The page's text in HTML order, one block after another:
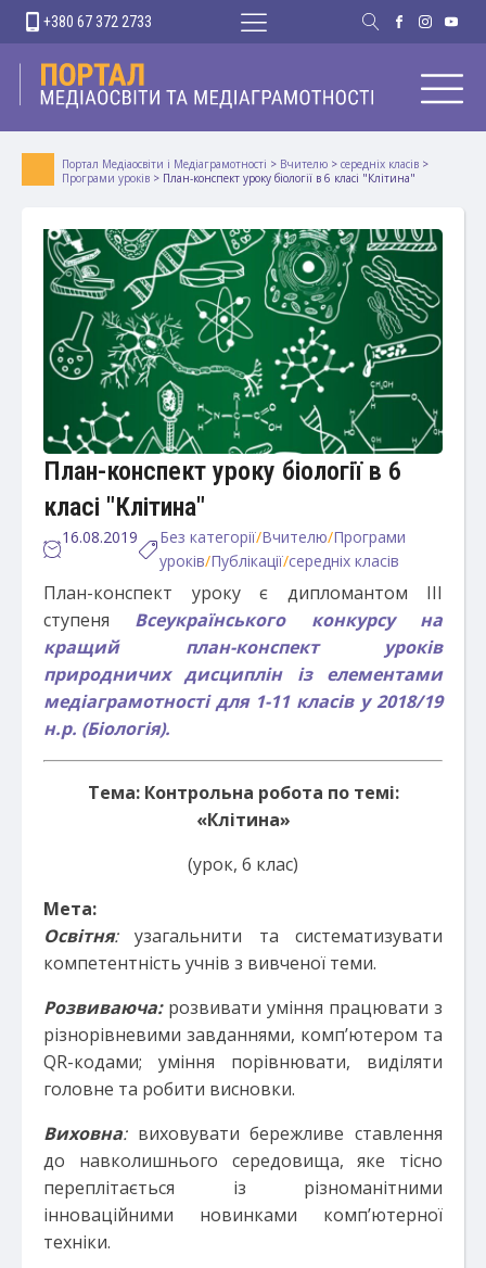
+380 67 372 2733
Портал Медіаосвіти і Медіаграмотності > Вчителю > середніх класів >
Програми уроків > План-конспект уроку біології в 6 класі "Клітина"
План-конспект уроку біології в 6
класі "Клітина"
16.08.2019 Без категорії/Вчителю/Програми
уроків/Публікації/середніх класів
План-конспект уроку є дипломантом ІІІ
ступеня Всеукраїнського конкурсу на
кращий план-конспект уроків
природничих дисциплін із елементами
медіаграмотності для 1-11 класів у 2018/19
н.р. (Біологія).
Тема:Контрольна робота по темі:
«Клітина»
(урок, 6 клас)
Мета:
Освітня:узагальнити та систематизувати
компетентність учнів з вивченої теми.
Розвиваюча:розвивати уміння працювати з
різнорівневими завданнями, комп’ютером та
QR-кодами; уміння порівнювати, виділяти
головне та робити висновки.
Виховна:виховувати бережливе ставлення
до навколишнього середовища, яке тісно
переплітається із різноманітними
інноваційними новинками комп’ютерної
техніки.